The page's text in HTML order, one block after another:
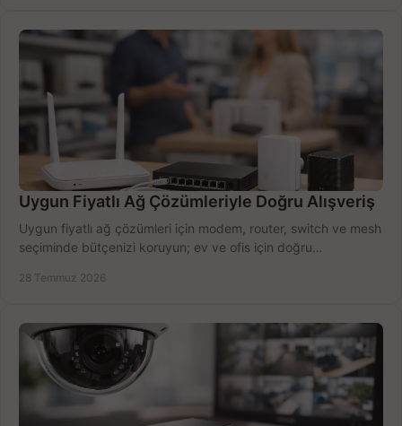
Uygun Fiyatlı Ağ Çözümleriyle Doğru Alışveriş
Uygun fiyatlı ağ çözümleri için modem, router, switch ve mesh
seçiminde bütçenizi koruyun; ev ve ofis için doğru
28 Temmuz 2026